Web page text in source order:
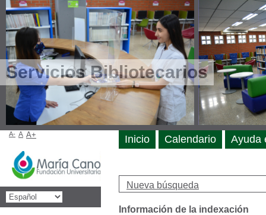
Servicios Bibliotecarios
Nueva búsqueda
Información de la indexación
Inicio Calendario Ayuda
A- A A+